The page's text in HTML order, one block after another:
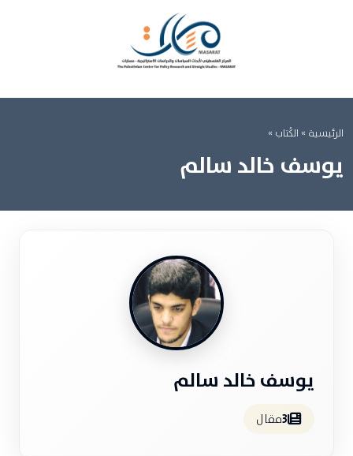
الرئيسية » الكُتاب »
يوسف خالد سالم
يوسف خالد سالم
3مقال